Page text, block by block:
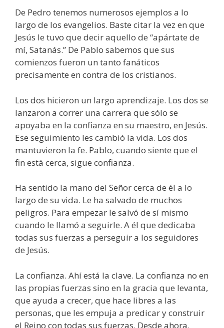
De Pedro tenemos numerosos ejemplos a lo
largo de los evangelios. Baste citar la vez en que
Jesús le tuvo que decir aquello de “apártate de
mí, Satanás.” De Pablo sabemos que sus
comienzos fueron un tanto fanáticos
precisamente en contra de los cristianos.
Los dos hicieron un largo aprendizaje. Los dos se
lanzaron a correr una carrera que sólo se
apoyaba en la confianza en su maestro, en Jesús.
Ese seguimiento les cambió la vida. Los dos
mantuvieron la fe. Pablo, cuando siente que el
fin está cerca, sigue confianza.
Ha sentido la mano del Señor cerca de él a lo
largo de su vida. Le ha salvado de muchos
peligros. Para empezar le salvó de sí mismo
cuando le llamó a seguirle. A él que dedicaba
todas sus fuerzas a perseguir a los seguidores
de Jesús.
La confianza. Ahí está la clave. La confianza no en
las propias fuerzas sino en la gracia que levanta,
que ayuda a crecer, que hace libres a las
personas, que les empuja a predicar y construir
el Reino con todas sus fuerzas. Desde ahora.